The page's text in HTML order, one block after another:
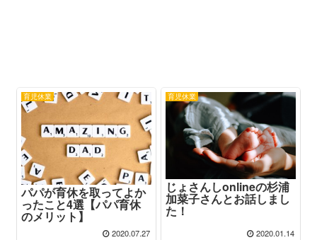
育児休業
パパが育休を取ってよか
ったこと4選【パパ育休
のメリット】
2020.07.27
育児休業
じょさんしonlineの杉浦
加菜子さんとお話しまし
た！
2020.01.14